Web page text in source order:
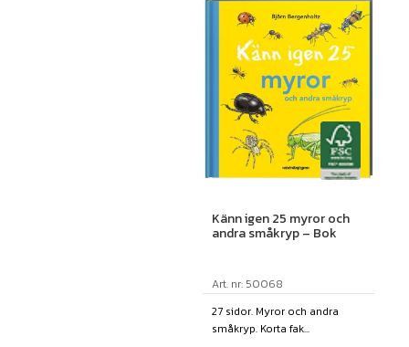
Känn igen 25 myror och
andra småkryp – Bok
Art. nr: 50068
27 sidor. Myror och andra
småkryp. Korta fak...